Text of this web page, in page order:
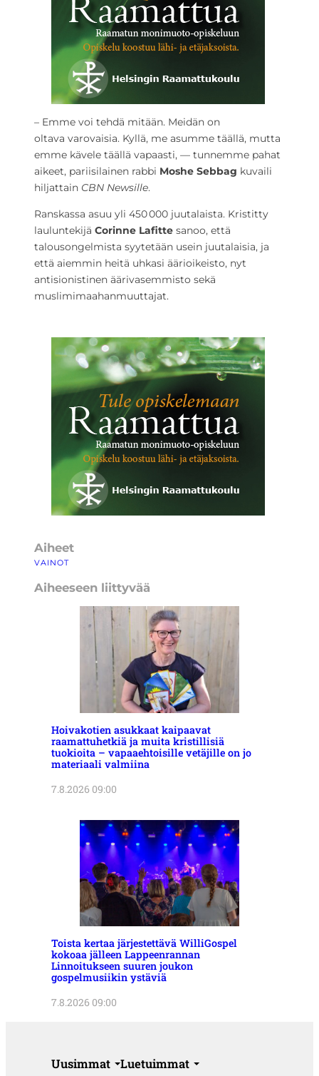
– Emme voi tehdä mitään. Meidän on
oltava varovaisia. Kyllä, me asumme täällä, mutta
emme kävele täällä vapaasti, –– tunnemme pahat
aikeet, pariisilainen rabbi Moshe Sebbag kuvaili
hiljattain CBN Newsille.
Ranskassa asuu yli 450 000 juutalaista. Kristitty
lauluntekijä Corinne Lafitte sanoo, että
talousongelmista syytetään usein juutalaisia, ja
että aiemmin heitä uhkasi äärioikeisto, nyt
antisionistinen äärivasemmisto sekä
muslimimaahanmuuttajat.
Aiheet
VAINOT
Aiheeseen liittyvää
Hoivakotien asukkaat kaipaavat
raamattuhetkiä ja muita kristillisiä
tuokioita – vapaaehtoisille vetäjille on jo
materiaali valmiina
7.8.2026 09:00
Toista kertaa järjestettävä WilliGospel
kokoaa jälleen Lappeenrannan
Linnoitukseen suuren joukon
gospelmusiikin ystäviä
7.8.2026 09:00
Uusimmat Luetuimmat